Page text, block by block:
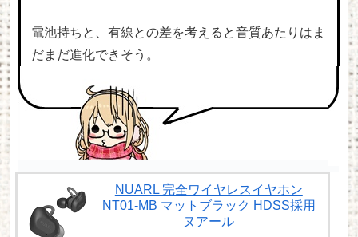
電池持ちと、有線との差を考えると音質あたりはま
だまだ進化できそう。
NUARL 完全ワイヤレスイヤホン
NT01-MB マットブラック HDSS採用
ヌアール